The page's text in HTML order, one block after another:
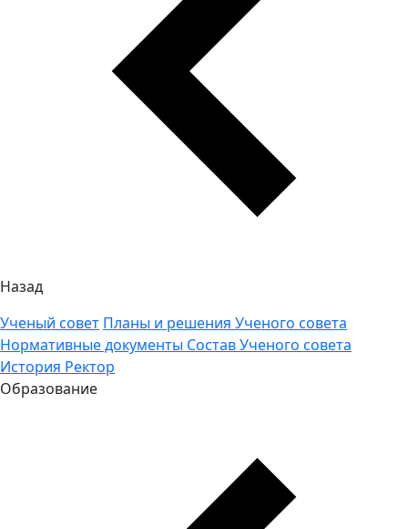
Назад
Ученый совет Планы и решения Ученого совета
Нормативные документы Состав Ученого совета
История Ректор
Образование